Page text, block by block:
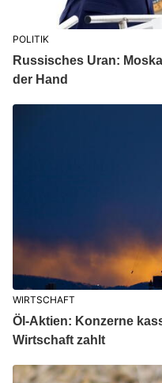
POLITIK
Russisches Uran:
der Hand
WIRTSCHAFT
Öl-Aktien: Konzerne
Wirtschaft zahlt